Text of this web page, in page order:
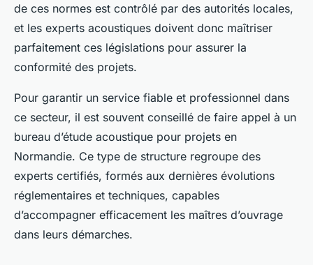
de ces normes est contrôlé par des autorités locales,
et les experts acoustiques doivent donc maîtriser
parfaitement ces législations pour assurer la
conformité des projets.
Pour garantir un service fiable et professionnel dans
ce secteur, il est souvent conseillé de faire appel à un
bureau d’étude acoustique pour projets en
Normandie. Ce type de structure regroupe des
experts certifiés, formés aux dernières évolutions
réglementaires et techniques, capables
d’accompagner efficacement les maîtres d’ouvrage
dans leurs démarches.